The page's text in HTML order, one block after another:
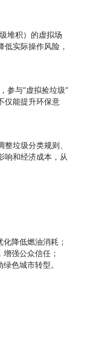
堆积）的虚拟场
实际操作风险，
参与“虚拟捡垃圾”
仅能提升环保意
垃圾分类规则、
响和经济成本，从
降低燃油消耗；
强公众信任；
色城市转型。